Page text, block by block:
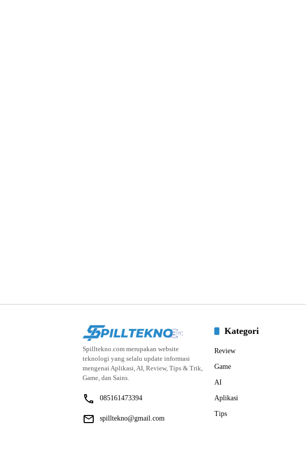
Spilltekno.com merupakan website
teknologi yang selalu update informasi
mengenai Aplikasi, AI, Review, Tips & Trik,
Game, dan Sains.
085161473394
spilltekno@gmail.com
Kategori
Review
Game
AI
Aplikasi
Tips